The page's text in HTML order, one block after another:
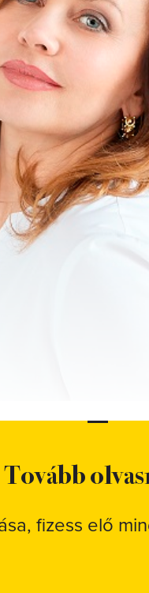
Tovább
fizess elő